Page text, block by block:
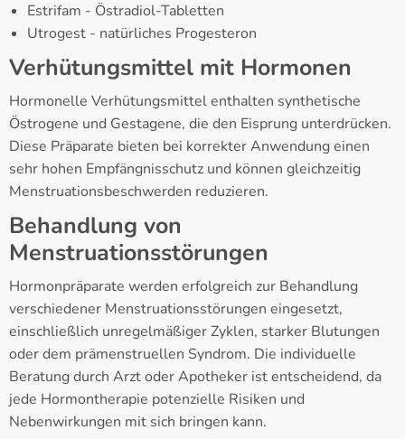
Estrifam - Östradiol-Tabletten
Utrogest - natürliches Progesteron
Verhütungsmittel mit Hormonen
Hormonelle Verhütungsmittel enthalten synthetische
Östrogene und Gestagene, die den Eisprung unterdrücken.
Diese Präparate bieten bei korrekter Anwendung einen
sehr hohen Empfängnisschutz und können gleichzeitig
Menstruationsbeschwerden reduzieren.
Behandlung von
Menstruationsstörungen
Hormonpräparate werden erfolgreich zur Behandlung
verschiedener Menstruationsstörungen eingesetzt,
einschließlich unregelmäßiger Zyklen, starker Blutungen
oder dem prämenstruellen Syndrom. Die individuelle
Beratung durch Arzt oder Apotheker ist entscheidend, da
jede Hormontherapie potenzielle Risiken und
Nebenwirkungen mit sich bringen kann.